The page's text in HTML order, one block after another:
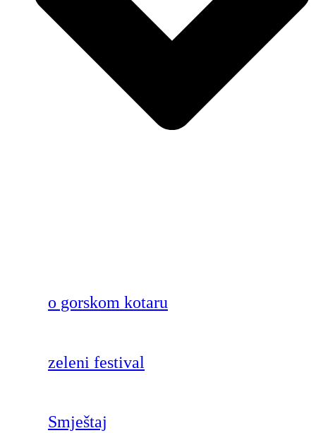
o gorskom kotaru
zeleni festival
Smještaj